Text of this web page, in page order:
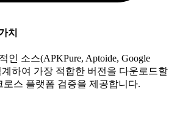
치
인 소스(APKPure, Aptoide, Google
하여 가장 적합한 버전을 다운로드할
스 플랫폼 검증을 제공합니다.